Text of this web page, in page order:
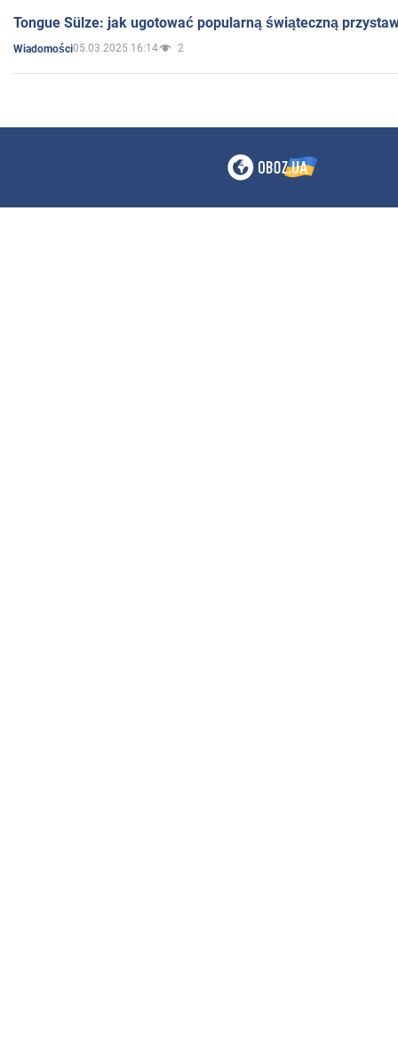
Tongue Sülze: jak ugotować popularną świąteczną
Wiadomości05.03.2025 16:14 2